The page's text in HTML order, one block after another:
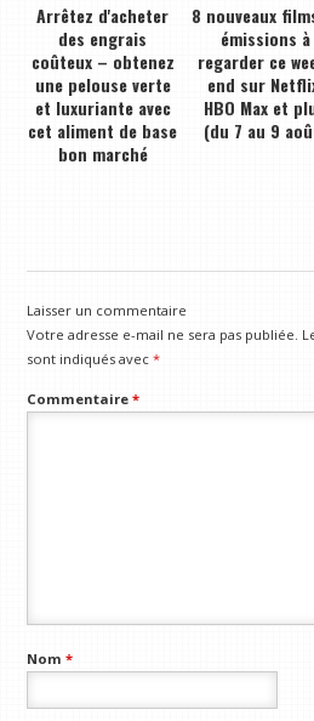
Arrêtez d'acheter
des engrais
coûteux – obtenez
une pelouse verte
et luxuriante avec
cet aliment de base
bon marché
8 nouveaux
émissions à
regarder ce
end sur
HBO Max et
(du 7 au 9
Laisser un commentaire
Votre adresse e-mail ne sera pas publiée.
sont indiqués avec*
Commentaire*
Nom*